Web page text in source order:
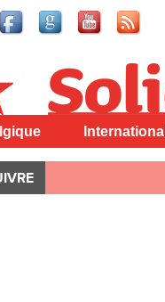
International